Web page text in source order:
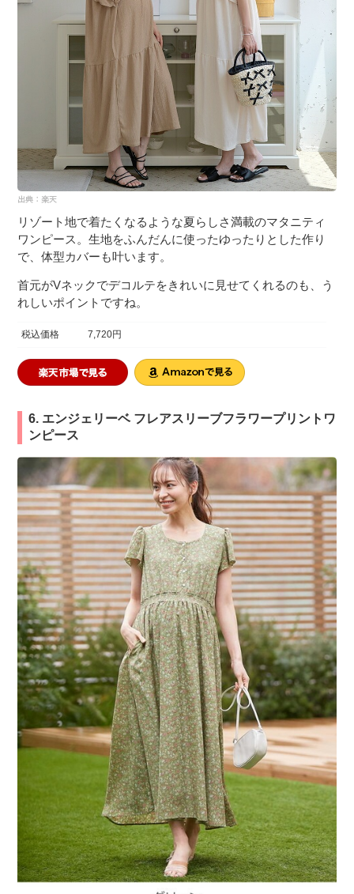
リゾート地で着たくなるような夏らしさ満載のマタニティ
ワンピース。生地をふんだんに使ったゆったりとした作り
で、体型カバーも叶います。
首元がVネックでデコルテをきれいに見せてくれるのも、う
れしいポイントですね。
税込価格 7,720円
6. エンジェリーベ フレアスリーブフラワープリントワ
ンピース